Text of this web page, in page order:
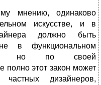
мнению, одинаково
искусстве, и в
должно быть
в функциональном
но по своей
полно этот закон может
дизайнеров,